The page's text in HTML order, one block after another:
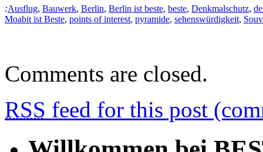
:Ausflug, Bauwerk, Berlin, Berlin ist beste, beste, Denkmalschutz,
Moabit ist Beste, points of interest, pyramide, sehenswürdigkeit,
Comments are closed.
RSS feed for this post